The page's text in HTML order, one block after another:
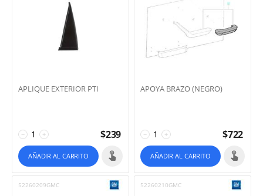
APLIQUE EXTERIOR PTI
+
− $239
AÑADIR AL CARRITO
APOYA BRAZO (NEGRO)
+
− $722
AÑADIR AL CARRITO
52260209GMC 52260210GMC